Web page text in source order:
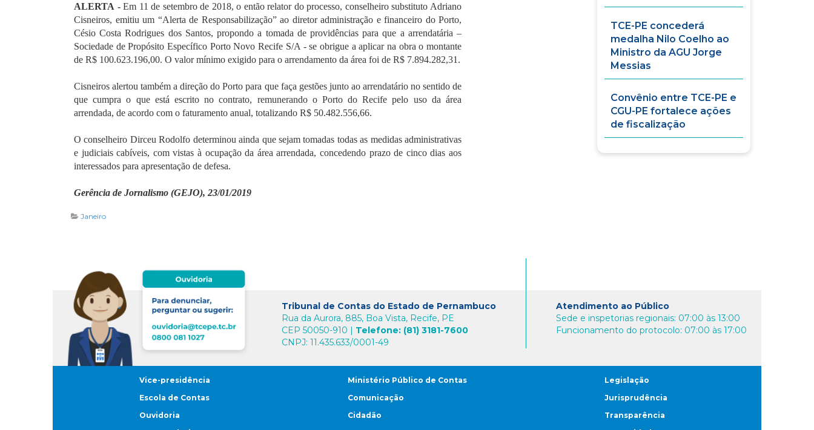
ALERTA -Em 11 de setembro de 2018, o então relator do processo, conselheiro substituto Adriano
Cisneiros, emitiu um “Alerta de Responsabilização” ao diretor administração e financeiro do Porto,
Césio Costa Rodrigues dos Santos, propondo a tomada de providências para que a arrendatária –
Sociedade de Propósito Específico Porto Novo Recife S/A - se obrigue a aplicar na obra o montante
de R$ 100.623.196,00. O valor mínimo exigido para o arrendamento da área foi de R$ 7.894.282,31.
Cisneiros alertou também a direção do Porto para que faça gestões junto ao arrendatário no sentido de
que cumpra o que está escrito no contrato, remunerando o Porto do Recife pelo uso da área
arrendada, de acordo com o faturamento anual, totalizando R$ 50.482.556,66.
O conselheiro Dirceu Rodolfo determinou ainda que sejam tomadas todas as medidas administrativas
e judiciais cabíveis, com vistas à ocupação da área arrendada, concedendo prazo de cinco dias aos
interessados para apresentação de defesa.
Gerência de Jornalismo (GEJO), 23/01/2019
Janeiro
TCE-PE concederá
medalha Nilo Coelho ao
Ministro da AGU Jorge
Messias
Convênio entre TCE-PE e
CGU-PE fortalece ações
de fiscalização
Tribunal de Contas do Estado de Pernambuco
Rua da Aurora, 885, Boa Vista, Recife, PE
CEP 50050-910 | Telefone: (81) 3181-7600
CNPJ: 11.435.633/0001-49
Atendimento ao Público
Sede e inspetorias regionais: 07:00 às 13:00
Funcionamento do protocolo: 07:00 às 17:00
Vice-presidência
Escola de Contas
Ouvidoria
Ministério Público de Contas
Comunicação
Cidadão
Legislação
Jurisprudência
Transparência